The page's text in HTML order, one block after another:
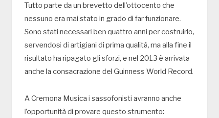
Tutto parte da un brevetto dell’ottocento che
nessuno era mai stato in grado di far funzionare.
Sono stati necessari ben quattro anni per costruirlo,
servendosi di artigiani di prima qualità, ma alla fine il
risultato ha ripagato gli sforzi, e nel 2013 è arrivata
anche la consacrazione del Guinness World Record.
A Cremona Musica i sassofonisti avranno anche
l’opportunità di provare questo strumento: